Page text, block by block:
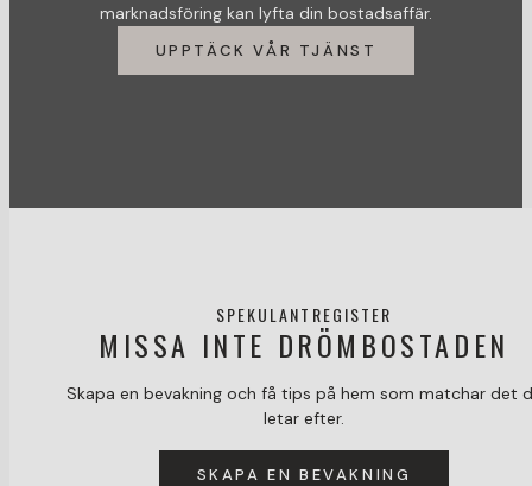
marknadsföring kan lyfta din bostadsaffär.
UPPTÄCK VÅR TJÄNST
SPEKULANTREGISTER
MISSA INTE DRÖMBOSTADEN
Skapa en bevakning och få tips på hem som matchar det
letar efter.
SKAPA EN BEVAKNING